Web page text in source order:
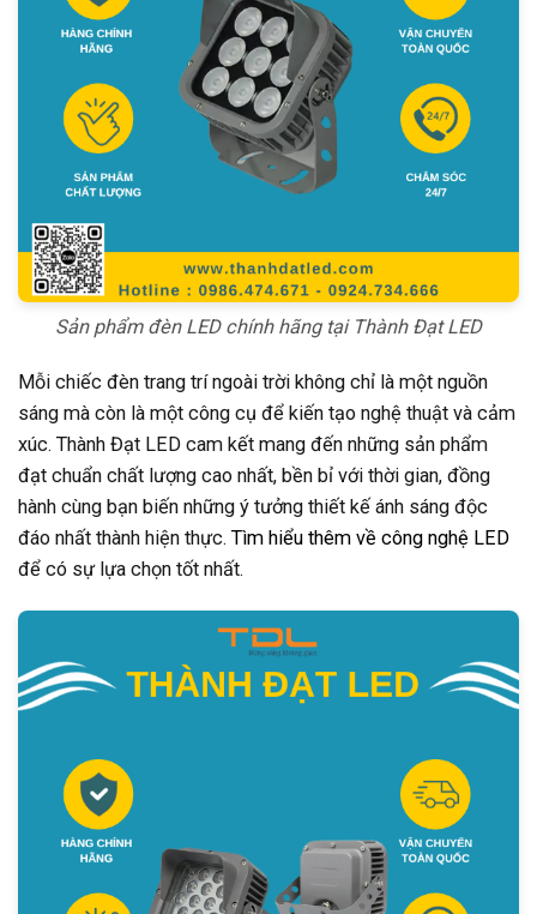
Sản phẩm đèn LED chính hãng tại Thành Đạt LED
Mỗi chiếc đèn trang trí ngoài trời không chỉ là một nguồn
sáng mà còn là một công cụ để kiến tạo nghệ thuật và cảm
xúc. Thành Đạt LED cam kết mang đến những sản phẩm
đạt chuẩn chất lượng cao nhất, bền bỉ với thời gian, đồng
hành cùng bạn biến những ý tưởng thiết kế ánh sáng độc
đáo nhất thành hiện thực. Tìm hiểu thêm về công nghệ LED
để có sự lựa chọn tốt nhất.